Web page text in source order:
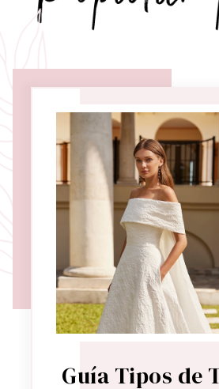
Guía Tipos de